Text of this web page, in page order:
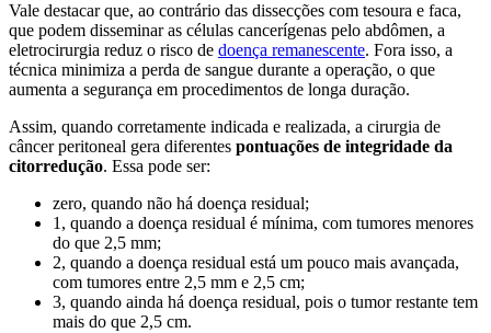
Vale destacar que, ao contrário das dissecções com tesoura e faca,
que podem disseminar as células cancerígenas pelo abdômen, a
eletrocirurgia reduz o risco de doença remanescente. Fora isso, a
técnica minimiza a perda de sangue durante a operação, o que
aumenta a segurança em procedimentos de longa duração.
Assim, quando corretamente indicada e realizada, a cirurgia de
câncer peritoneal gera diferentes pontuações de integridade da
citorredução. Essa pode ser:
zero, quando não há doença residual;
1, quando a doença residual é mínima, com tumores menores
do que 2,5 mm;
2, quando a doença residual está um pouco mais avançada,
com tumores entre 2,5 mm e 2,5 cm;
3, quando ainda há doença residual, pois o tumor restante tem
mais do que 2,5 cm.